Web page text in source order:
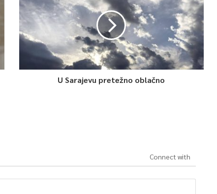
U Sarajevu pretežno oblačno
Connect with